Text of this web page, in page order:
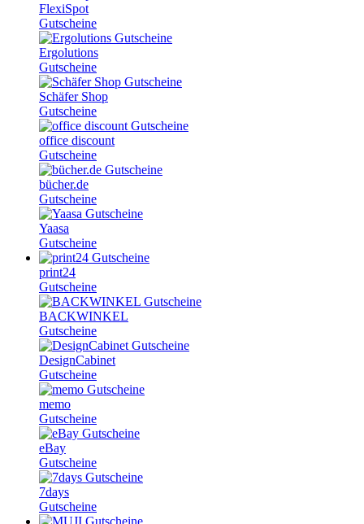
FlexiSpot
Gutscheine
Ergolutions
Gutscheine
Schäfer Shop
Gutscheine
office discount
Gutscheine
bücher.de
Gutscheine
Yaasa
Gutscheine
print24
Gutscheine
BACKWINKEL
Gutscheine
DesignCabinet
Gutscheine
memo
Gutscheine
eBay
Gutscheine
7days
Gutscheine